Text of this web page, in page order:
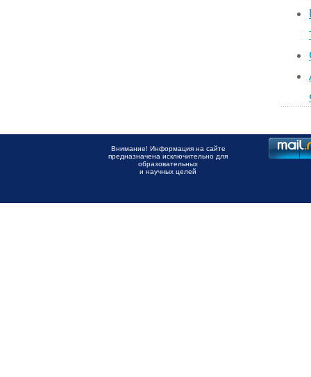
Внимание! Информация на сайте
предназначена исключительно для
образовательных
и научных целей